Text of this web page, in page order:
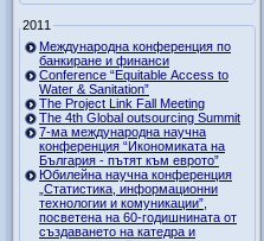
2011
Международна конференция по
банкиране и финанси
Conference “Equitable Access to
Water & Sanitation”
The Project Link Fall Meeting
The 4th Global outsourcing Summit
7-ма международна научна
конференция “Икономиката на
България - пътят към еврото”
Юбилейна научна конференция
„Статистика, информационни
технологии и комуникации”,
посветена на 60-годишнината от
създаването на катедра и